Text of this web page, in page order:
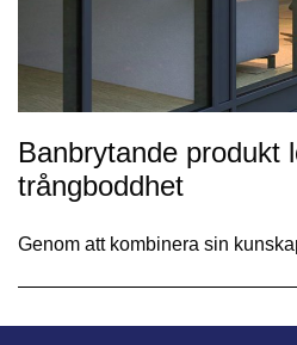
Banbrytande produkt
trångboddhet
Genom att kombinera sin